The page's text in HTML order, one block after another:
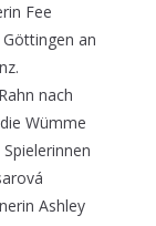
Fee
an
nach
Wümme
Ashley